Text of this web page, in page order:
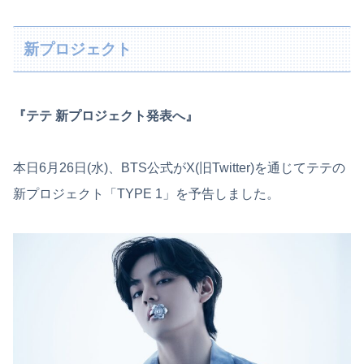
新プロジェクト
『テテ 新プロジェクト発表へ』
本日6月26日(水)、BTS公式がX(旧Twitter)を通じてテテの
新プロジェクト「TYPE 1」を予告しました。